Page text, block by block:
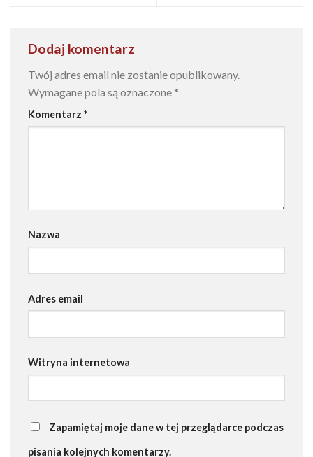
Dodaj komentarz
Twój adres email nie zostanie opublikowany.
Wymagane pola są oznaczone *
Komentarz *
Nazwa
Adres email
Witryna internetowa
Zapamiętaj moje dane w tej przeglądarce podczas
pisania kolejnych komentarzy.